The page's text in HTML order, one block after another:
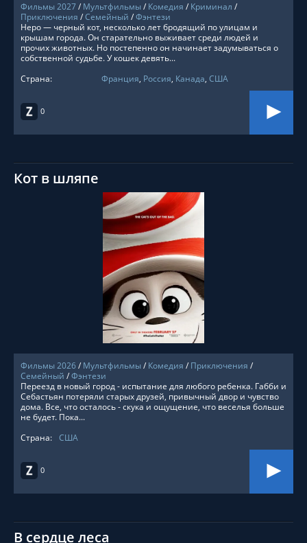
Фильмы 2027/ Мультфильмы/ Комедия / Криминал /
Приключения /Семейный /Фэнтези
0
Неро — черный кот, несколько лет бродящий по улицам и
крышам города. Он старательно выживает среди людей и
прочих животных. Но постепенно он начинает задумываться о
собственной судьбе. У кошек девять...
Страна:
Франция, Россия, Канада, США
Кот в шляпе
СМОТРЕТЬ ОНЛАЙН
Фильмы 2026/ Мультфильмы/ Комедия / Приключения /
Семейный /Фэнтези
0
Переезд в новый город - испытание для любого ребенка. Габби и
Себастьян потеряли старых друзей, привычный двор и чувство
дома. Все, что осталось - скука и ощущение, что веселья больше
не будет. Пока...
Страна: США
В сердце леса